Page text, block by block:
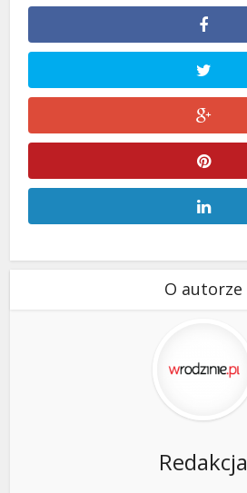
O autorze
Redakcja